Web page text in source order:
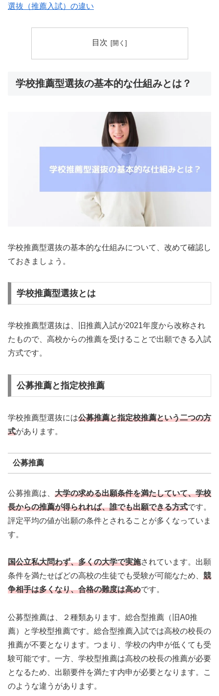
選抜（推薦入試）の違い
目次
学校推薦型選抜の基本的な仕組みとは？
学校推薦型選抜の基本的な仕組みについて、改めて確認し
ておきましょう。
学校推薦型選抜とは
学校推薦型選抜は、旧推薦入試が2021年度から改称され
たもので、高校からの推薦を受けることで出願できる入試
方式です。
公募推薦と指定校推薦
学校推薦型選抜には公募推薦と指定校推薦という二つの方
式があります。
公募推薦
公募推薦は、 大学の求める出願条件を満たしていて、学校
長からの推薦が得られれば、誰でも出願できる方式です。
評定平均の値が出願の条件とされることが多くなっていま
す。
国公立私大問わず、多くの大学で実施されています。出願
条件を満たせばどの高校の生徒でも受験が可能なため、 競
争相手は多くなり、合格の難度は高めです。
公募型推薦は、２種類あります。総合型推薦（旧A0推
薦）と学校型推薦です。総合型推薦入試では高校の校長の
推薦が不要となります。つまり、学校の内申が低くても受
験可能です。一方、学校型推薦は高校の校長の推薦が必要
となるため、出願要件を満たす内申が必要となります。こ
のような違うがあります。